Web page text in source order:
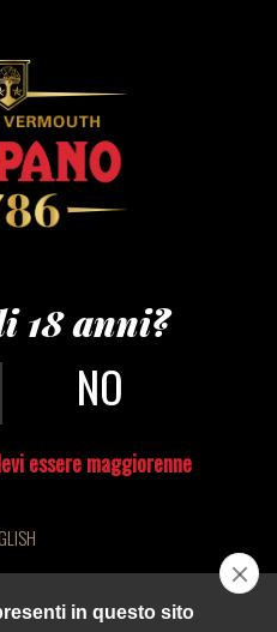
18 anni?
NO
essere maggiorenne
in questo sito